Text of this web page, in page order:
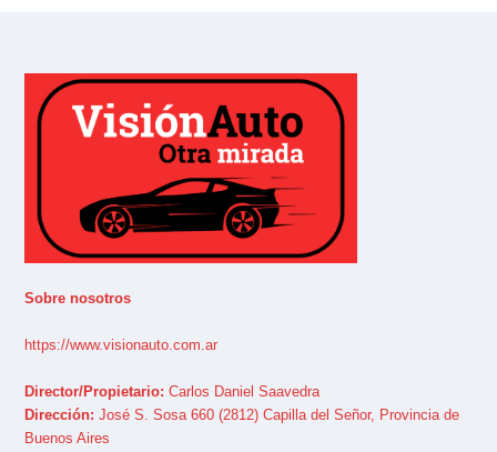
Sobre nosotros
https://www.visionauto.com.ar
Director/Propietario: Carlos Daniel Saavedra
Dirección: José S. Sosa 660 (2812) Capilla del Señor, Provincia de
Buenos Aires